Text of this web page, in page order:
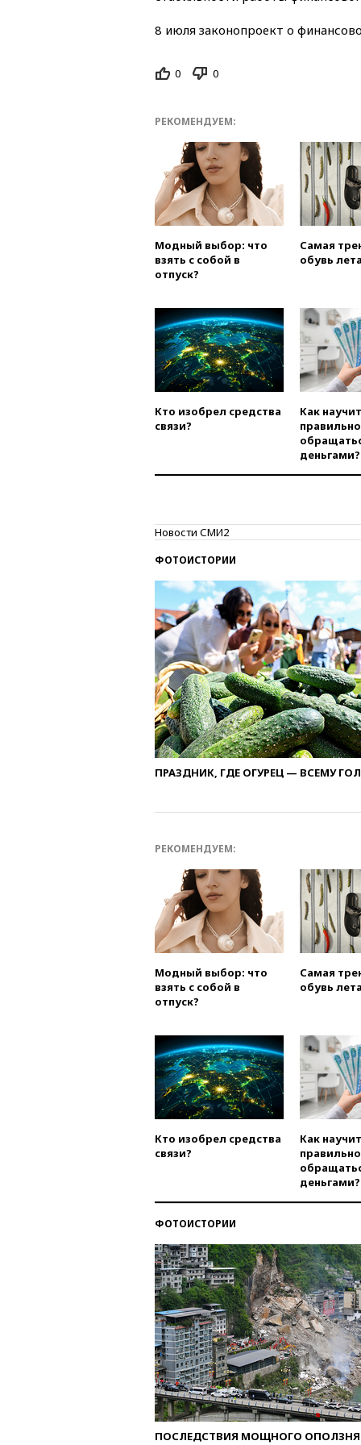
8 июля законопроект о
0 0
РЕКОМЕНДУЕМ:
Модный выбор: что
взять с собой в
отпуск?
Самая
обувь
Кто изобрел средства
связи?
Как
правильно
деньгами?
Новости СМИ2
ФОТОИСТОРИИ
ПРАЗДНИК, ГДЕ ОГУРЕЦ — ВСЕМУ
РЕКОМЕНДУЕМ:
Модный выбор: что
взять с собой в
отпуск?
Самая
обувь
Кто изобрел средства
связи?
Как
правильно
деньгами?
ФОТОИСТОРИИ
ПОСЛЕДСТВИЯ МОЩНОГО ОПОЛЗНЯ